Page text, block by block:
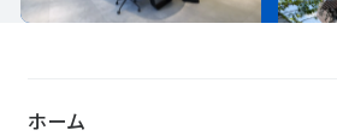
ホーム